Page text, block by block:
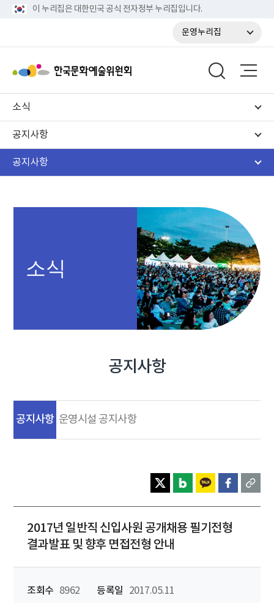
이 누리집은 대한민국 공식 전자정부 누리집입니다.
운영누리집
소식
공지사항
공지사항
소식
공지사항
공지사항 운영시설 공지사항
2017년 일반직 신입사원 공개채용 필기전형
결과발표 및 향후 면접전형 안내
조회수 8962 등록일 2017.05.11